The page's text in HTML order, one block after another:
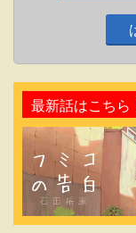
最新話はこちら